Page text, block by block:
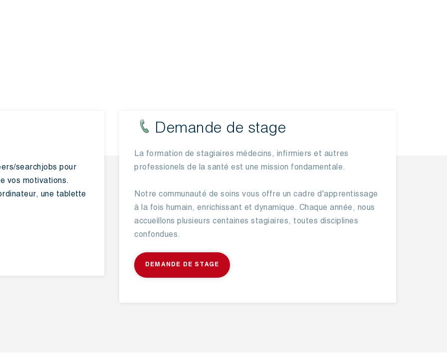
searchjobs pour
vos motivations.
une tablette
Demande de stage
La formation de stagiaires médecins, infirmiers et autres
professionels de la santé est une mission fondamentale.
Notre communauté de soins vous offre un cadre d'apprentissage
à la fois humain, enrichissant et dynamique. Chaque année, nous
accueillons plusieurs centaines stagiaires, toutes disciplines
confondues.
DEMANDE DE STAGE